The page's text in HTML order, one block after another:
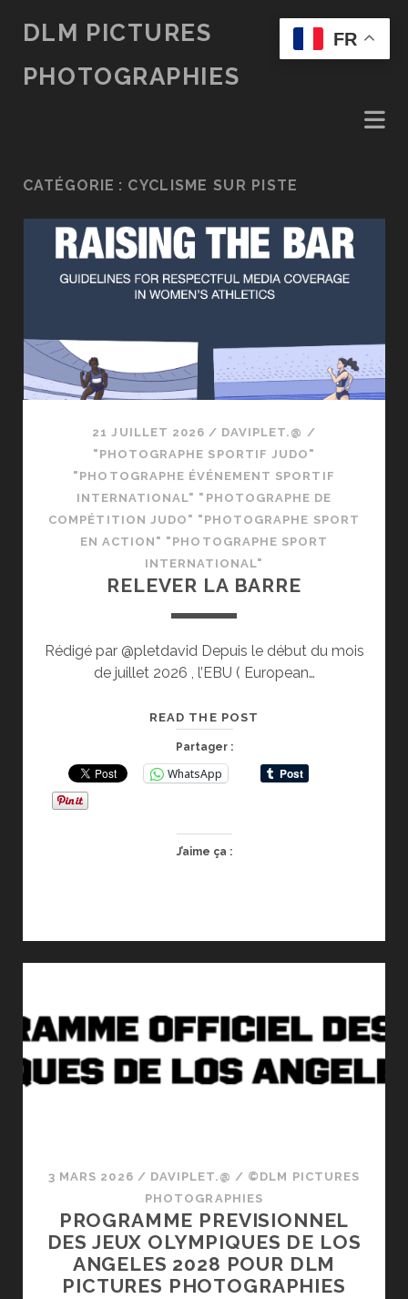
DLM PICTURES
PHOTOGRAPHIES
CATÉGORIE : CYCLISME SUR PISTE
21 JUILLET 2026 / DAVIPLET.@ /
"PHOTOGRAPHE SPORTIF JUDO"
"PHOTOGRAPHE ÉVÉNEMENT SPORTIF
INTERNATIONAL" "PHOTOGRAPHE DE
COMPÉTITION JUDO" "PHOTOGRAPHE SPORT
EN ACTION" "PHOTOGRAPHE SPORT
INTERNATIONAL"
RELEVER LA BARRE
Rédigé par @pletdavid Depuis le début du mois
de juillet 2026 , l’EBU ( European…
READ THE POST
Partager :
WhatsApp
J’aime ça :
3 MARS 2026 / DAVIPLET.@ / ©DLM PICTURES
PHOTOGRAPHIES
PROGRAMME PREVISIONNEL
DES JEUX OLYMPIQUES DE LOS
ANGELES 2028 POUR DLM
PICTURES PHOTOGRAPHIES
FR